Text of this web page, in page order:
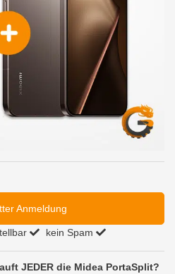
Anmeldung
kein Spam
JEDER die Midea PortaSplit?